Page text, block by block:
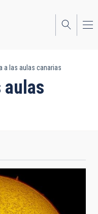
a las aulas canarias
aulas